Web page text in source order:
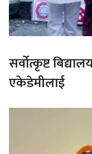
सर्वोत्कृष्ट
एकेडेमीलाई